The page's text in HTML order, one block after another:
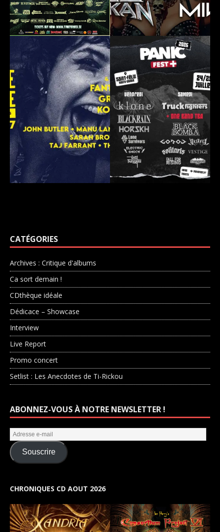
CATÉGORIES
Archives : Critique d'albums
Ca sort demain !
CDthèque idéale
Dédicace – Showcase
Interview
Live Report
Promo concert
Setlist : Les Anecdotes de Ti-Rickou
ABONNEZ-VOUS À NOTRE NEWSLETTER !
Souscrire
CHRONIQUES CD AOUT 2026